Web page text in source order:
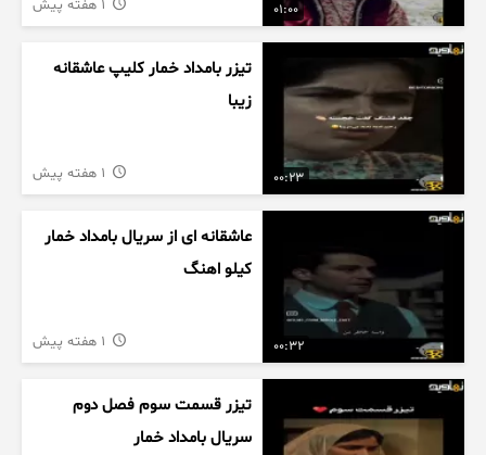
01:00
00:23
تیزر بامداد خمار کلیپ عاشقانه
زیبا
00:32
عاشقانه ای از سریال بامداد خمار
کیلو اهنگ
تیزر قسمت سوم فصل دوم
سریال بامداد خمار